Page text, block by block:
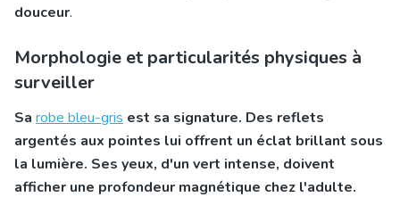
douceur.
Morphologie et particularités physiques à
surveiller
Sa robe bleu-gris est sa signature. Des reflets
argentés aux pointes lui offrent un éclat brillant sous
la lumière. Ses yeux, d'un vert intense, doivent
afficher une profondeur magnétique chez l'adulte.